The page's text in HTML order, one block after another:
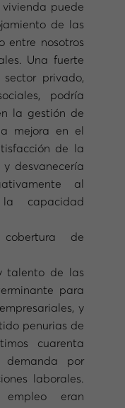
puede
de las
entre nosotros
Una fuerte
privado,
podría
la gestión de
mejora en el
de la
desvanecería
al
capacidad
de
talento de las
para
y
penurias de
cuarenta
demanda por
laborales.
eran